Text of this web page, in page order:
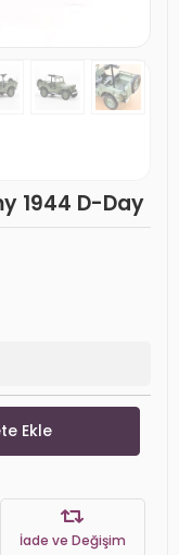
1944 D-Day
Ekle
İade ve Değişim